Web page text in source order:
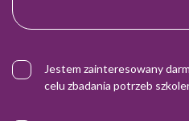
Jestem zainteresowany
celu zbadania potrzeb